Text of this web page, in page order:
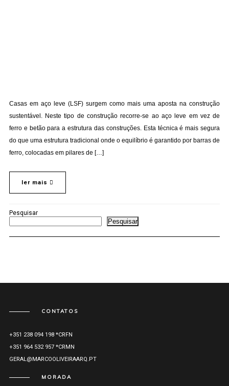
Casas em aço leve (LSF) surgem como mais uma aposta na construção
sustentável. Neste tipo de construção recorre-se ao aço leve em vez de
ferro e betão para a estrutura das construções. Esta técnica é mais segura
do que uma estrutura tradicional onde o equilíbrio é garantido por barras de
ferro, colocadas em pilares de […]
ler mais
Pesquisar
Pesquisar
CONTATOS
+351 238 094 198 *CRFN
+351 964 532 957 *CRMN
GERAL@MARCOOLIVEIRAARQ.PT
MORADA